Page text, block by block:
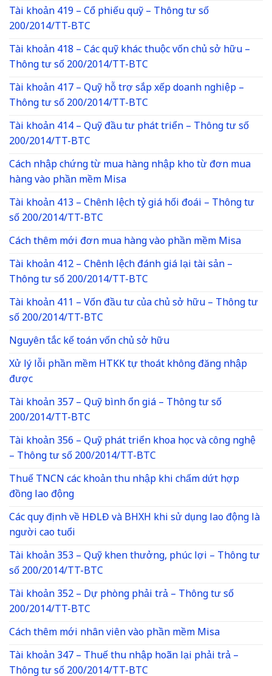
Tài khoản 419 – Cổ phiếu quỹ – Thông tư số
200/2014/TT-BTC
Tài khoản 418 – Các quỹ khác thuộc vốn chủ sở hữu –
Thông tư số 200/2014/TT-BTC
Tài khoản 417 – Quỹ hỗ trợ sắp xếp doanh nghiệp –
Thông tư số 200/2014/TT-BTC
Tài khoản 414 – Quỹ đầu tư phát triển – Thông tư số
200/2014/TT-BTC
Cách nhập chứng từ mua hàng nhập kho từ đơn mua
hàng vào phần mềm Misa
Tài khoản 413 – Chênh lệch tỷ giá hối đoái – Thông tư
số 200/2014/TT-BTC
Cách thêm mới đơn mua hàng vào phần mềm Misa
Tài khoản 412 – Chênh lệch đánh giá lại tài sản –
Thông tư số 200/2014/TT-BTC
Tài khoản 411 – Vốn đầu tư của chủ sở hữu – Thông tư
số 200/2014/TT-BTC
Nguyên tắc kế toán vốn chủ sở hữu
Xử lý lỗi phần mềm HTKK tự thoát không đăng nhập
được
Tài khoản 357 – Quỹ bình ổn giá – Thông tư số
200/2014/TT-BTC
Tài khoản 356 – Quỹ phát triển khoa học và công nghệ
– Thông tư số 200/2014/TT-BTC
Thuế TNCN các khoản thu nhập khi chấm dứt hợp
đồng lao động
Các quy định về HĐLĐ và BHXH khi sử dụng lao động là
người cao tuổi
Tài khoản 353 – Quỹ khen thưởng, phúc lợi – Thông tư
số 200/2014/TT-BTC
Tài khoản 352 – Dự phòng phải trả – Thông tư số
200/2014/TT-BTC
Cách thêm mới nhân viên vào phần mềm Misa
Tài khoản 347 – Thuế thu nhập hoãn lại phải trả –
Thông tư số 200/2014/TT-BTC